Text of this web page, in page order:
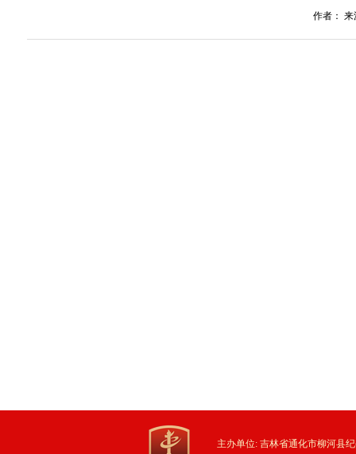
作者： 来
主办单位: 吉林省通化市柳河县